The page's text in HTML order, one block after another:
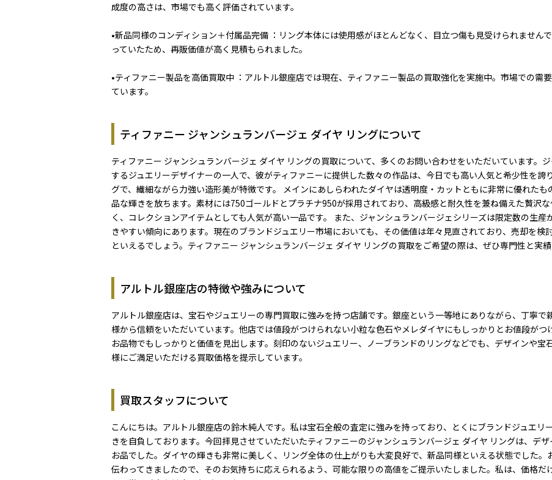
成度の高さは、市場でも高く評価されています。
•新品同様のコンディション＋付属品完備 ：リング本体には使用感がほとんどなく、目立つ傷も見受けられません
っていたため、再販価値が高く見積もられました。
•ティファニー製品を高価買取中 ：アルトル銀座店では現在、ティファニー製品の買取強化を実施中。市場での需
ています。
ティファニー ジャンシュランバージェ ダイヤ リングについて
ティファニー ジャンシュランバージェ ダイヤ リングの買取について、多くのお問い合わせをいただいています。
するジュエリーデザイナーの一人で、彼がティファニーに提供した数々の作品は、今日でも高い人気と希少性を誇
グで、繊細ながら力強い造形美が特徴です。 メインにあしらわれたダイヤは透明度・カットともに非常に優れた
品な輝きを放ちます。素材には750ゴールドとプラチナ950が採用されており、高級感と耐久性を兼ね備えた贅沢
く、コレクションアイテムとしても人気が高い一品です。 また、ジャンシュランバージェシリーズは限定数の生
きやすい傾向にあります。現在のブランドジュエリー市場においても、その価値は年々見直されており、売却を
といえるでしょう。ティファニー ジャンシュランバージェ ダイヤ リングの買取をご希望の際は、ぜひ専門性と実
アルトル銀座店の特徴や強みについて
アルトル銀座店は、宝石やジュエリーの専門買取に強みを持つ店舗です。銀座という一等地にありながら、丁寧
様から信頼をいただいています。他店では値段がつけられない小粒な色石やメレダイヤにもしっかりとお値段が
お品物でもしっかりと価値を見出します。刻印のないジュエリー、ノーブランドのリングなどでも、デザインや
様にご満足いただける買取価格を提示しています。
買取スタッフについて
こんにちは。アルトル銀座店の鈴木純人です。私は宝石全般の査定に強みを持っており、とくにブランドジュエリ
きを自負しております。今回拝見させていただいたティファニーのジャンシュランバージェ ダイヤ リングは、デ
お品でした。ダイヤの輝きも非常に美しく、リング全体の仕上がりも大変良好で、新品同様といえる状態でした。
伝わってきましたので、そのお気持ちに応えられるよう、可能な限りの高値をご提示いたしました。私は、価格だ